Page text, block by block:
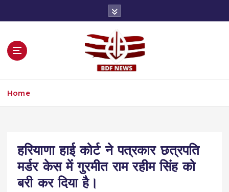
Home
हरियाणा हाई कोर्ट ने पत्रकार छत्रपति
मर्डर केस में गुरमीत राम रहीम सिंह को
बरी कर दिया है।